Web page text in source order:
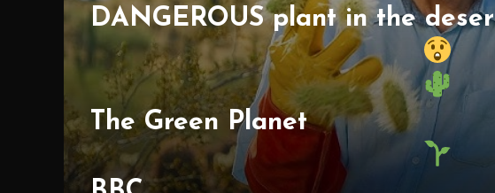
DANGEROUS plant in the
The Green Planet